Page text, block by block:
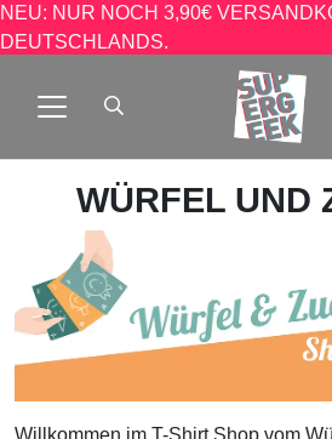
NEU: NUR NOCH 3,90€
DEUTSCHLANDS.
WÜRFEL UND